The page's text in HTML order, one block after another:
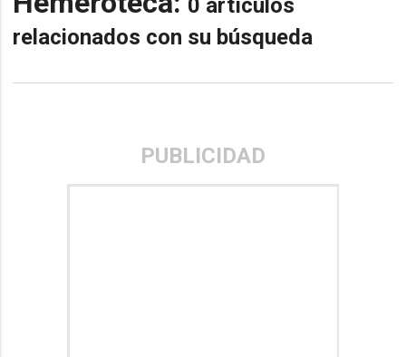
0 artículos
relacionados con su búsqueda
PUBLICIDAD